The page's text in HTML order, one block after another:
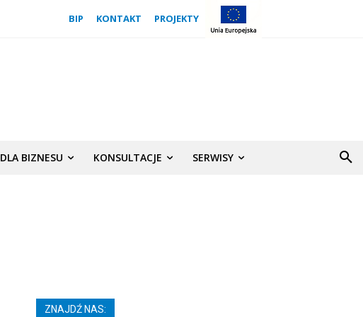
BIP KONTAKT PROJEKTY
DLA BIZNESU KONSULTACJE SERWISY
ZNAJDŹ NAS: